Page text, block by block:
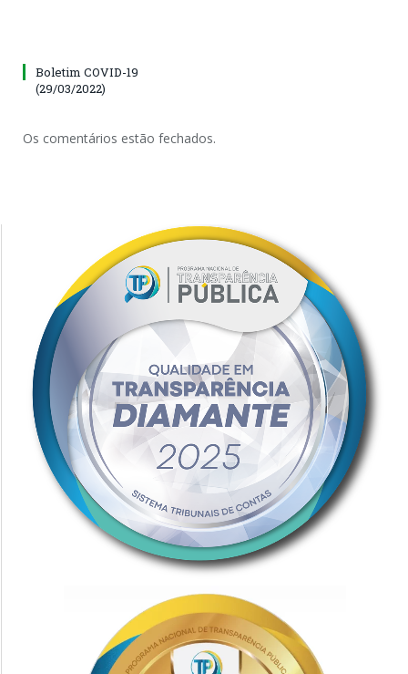
Boletim COVID-19
(29/03/2022)
Os comentários estão fechados.